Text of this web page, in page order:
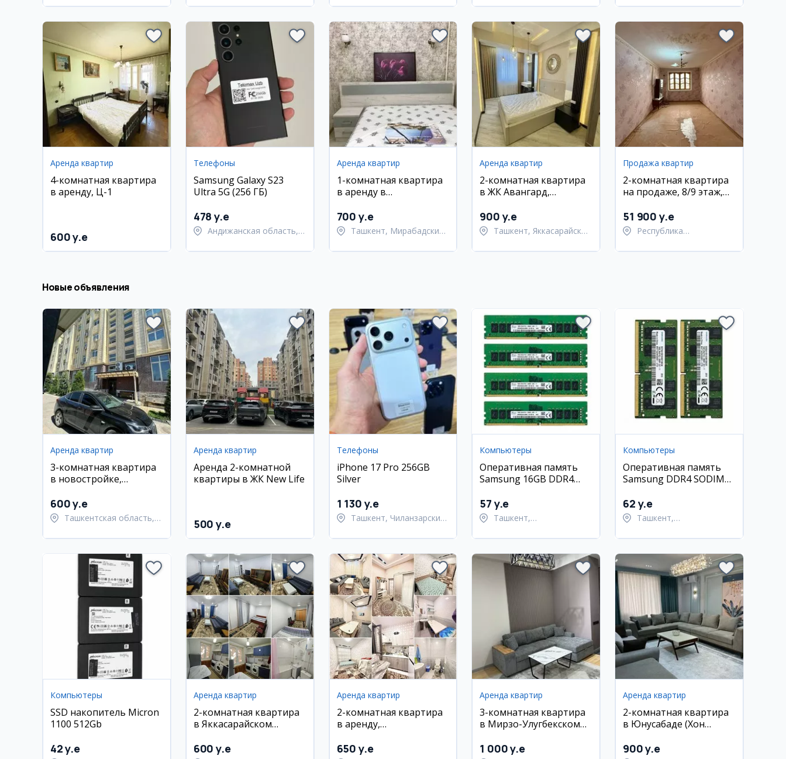
Самаркандский район
Аренда квартир
4-комнатная квартира
в аренду, Ц-1
600 y.e
Телефоны
Samsung Galaxy S23
Ultra 5G (256 ГБ)
478 y.e
Андижанская область,
Аренда квартир
1-комнатная квартира
в аренду в
(переделана в 2-
комнатную)
700 y.e
Ташкент, Мирабадский
Аренда квартир
2-комнатная квартира
в ЖК Авангард,
55 м², с мебелью
900 y.e
Ташкент, Яккасарайский
Продажа квартир
2-комнатная квартира
на продаже, 8/9 этаж,
51 900 y.e
Республика
Берунийский район
Новые объявления
Аренда квартир
3-комнатная квартира
в новостройке,
600 y.e
Ташкентская область,
Аренда квартир
Аренда 2-комнатной
квартиры в ЖК New Life
500 y.e
Телефоны
iPhone 17 Pro 256GB
Silver
1 130 y.e
Ташкент, Чиланзарский
Компьютеры
Оперативная память
Samsung 16GB DDR4
57 y.e
Ташкент,
Компьютеры
Оперативная память
Samsung DDR4 SODIMM
62 y.e
Ташкент,
Компьютеры
SSD накопитель Micron
1100 512Gb
42 y.e
Аренда квартир
2-комнатная квартира
в Яккасарайском
600 y.e
Аренда квартир
2-комнатная квартира
в аренду,
ул. Абдуллы Каххара
650 y.e
Аренда квартир
3-комнатная квартира
в Мирзо-Улугбекском
1 000 y.e
Аренда квартир
2-комнатная квартира
в Юнусабаде (Хон
900 y.e